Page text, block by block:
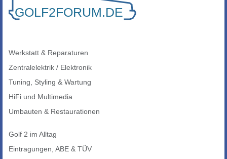
Werkstatt & Reparaturen
Zentralelektrik / Elektronik
Tuning, Styling & Wartung
HiFi und Multimedia
Umbauten & Restaurationen
Golf 2 im Alltag
Eintragungen, ABE & TÜV